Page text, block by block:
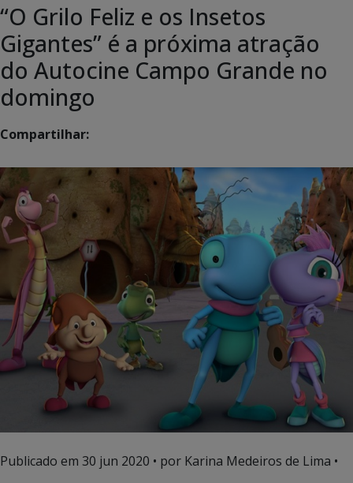
“O Grilo Feliz e os Insetos
Gigantes” é a próxima atração
do Autocine Campo Grande no
domingo
Compartilhar:
Publicado em 30 jun 2020 • por Karina Medeiros de Lima •